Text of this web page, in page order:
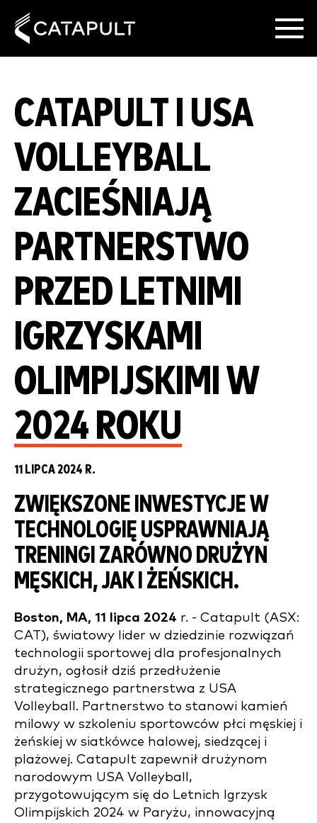
CATAPULT I USA
VOLLEYBALL
ZACIEŚNIAJĄ
PARTNERSTWO
PRZED LETNIMI
IGRZYSKAMI
OLIMPIJSKIMI W
2024 ROKU
11 LIPCA 2024 R.
ZWIĘKSZONE INWESTYCJE W
TECHNOLOGIĘ USPRAWNIAJĄ
TRENINGI ZARÓWNO DRUŻYN
MĘSKICH, JAK I ŻEŃSKICH.
Boston, MA, 11 lipca 2024 r. - Catapult (ASX:
CAT), światowy lider w dziedzinie rozwiązań
technologii sportowej dla profesjonalnych
drużyn, ogłosił dziś przedłużenie
strategicznego partnerstwa z USA
Volleyball. Partnerstwo to stanowi kamień
milowy w szkoleniu sportowców płci męskiej i
żeńskiej w siatkówce halowej, siedzącej i
plażowej. Catapult zapewnił drużynom
narodowym USA Volleyball,
przygotowującym się do Letnich Igrzysk
Olimpijskich 2024 w Paryżu, innowacyjną